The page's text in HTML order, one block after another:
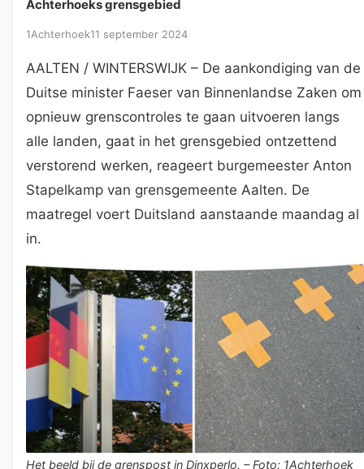
Achterhoeks grensgebied
1Achterhoek11 september 2024
AALTEN / WINTERSWIJK – De aankondiging van de
Duitse minister Faeser van Binnenlandse Zaken om
opnieuw grenscontroles te gaan uitvoeren langs
alle landen, gaat in het grensgebied ontzettend
verstorend werken, reageert burgemeester Anton
Stapelkamp van grensgemeente Aalten. De
maatregel voert Duitsland aanstaande maandag al
in.
Het beeld bij de grenspost in Dinxperlo. – Foto: 1Achterhoek